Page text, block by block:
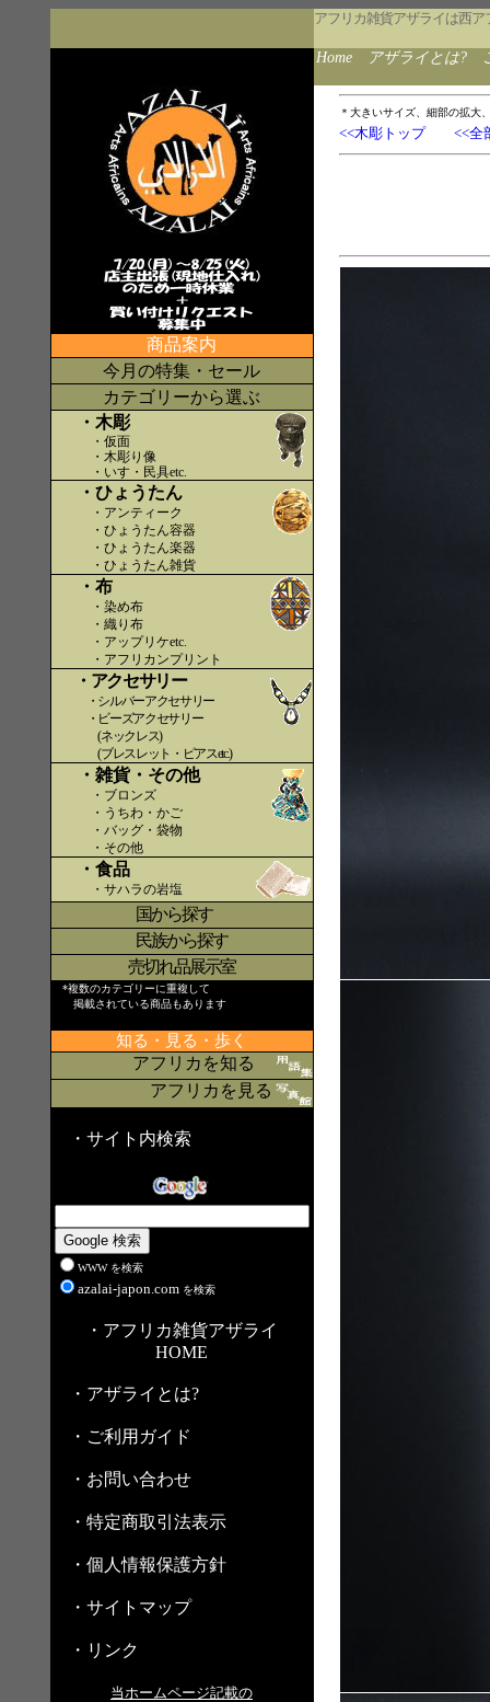
アフリカ雑貨アザライは西
Home アザライとは?
商品案内
今月の特集・セール
カテゴリーから選ぶ
・木彫
・仮面
・木彫り像
・いす・民具etc.
・ひょうたん
・アンティーク
・ひょうたん容器
・ひょうたん楽器
・ひょうたん雑貨
・布
・染め布
・織り布
・アップリケetc.
・アフリカンプリント
・アクセサリー
・シルバーアクセサリー
・ビーズアクセサリー
(ネックレス)
(ブレスレット・ピアスetc.)
・雑貨・その他
・ブロンズ
・うちわ・かご
・バッグ・袋物
・その他
・食品
・サハラの岩塩
国から探す〇
民族から探す
売切れ品展示室
*複数のカテゴリーに重複して
掲載されている商品もあります
知る・見る・歩く
アフリカを知る
アフリカを見る
・サイト内検索
WWW を検索
azalai-japon.com を検索
・アフリカ雑貨アザライ
HOME
・アザライとは?
・ご利用ガイド
・お問い合わせ
・特定商取引法表示
・個人情報保護方針
・サイトマップ
・リンク
当ホームページ記載の
＊大きいサイズ、細部の拡大
<<木彫トップ <<全